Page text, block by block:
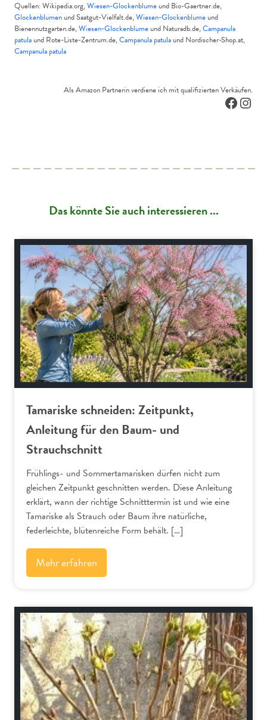
Quellen: Wikipedia.org,Wiesen-Glockenblumeund Bio-Gaertner.de,
Glockenblumenund Saatgut-Vielfalt.de,Wiesen-Glockenblumeund
Bienennutzgarten.de,Wiesen-Glockenblumeund Naturadb.de,Campanula
patulaund Rote-Liste-Zentrum.de,Campanula patulaund Nordischer-Shop.at,
Campanula patula
Als Amazon Partnerin verdiene ich mit qualifizierten Verkäufen.
Das könnte Sie auch interessieren ...
Gartenpraxis
Tamariske schneiden: Zeitpunkt,
Anleitung für den Baum- und
Strauchschnitt
Frühlings- und Sommertamarisken dürfen nicht zum
gleichen Zeitpunkt geschnitten werden. Diese Anleitung
erklärt, wann der richtige Schnitttermin ist und wie eine
Tamariske als Strauch oder Baum ihre natürliche,
federleichte, blütenreiche Form behält. […]
Mehr erfahren
Schnitt-Anleitungen